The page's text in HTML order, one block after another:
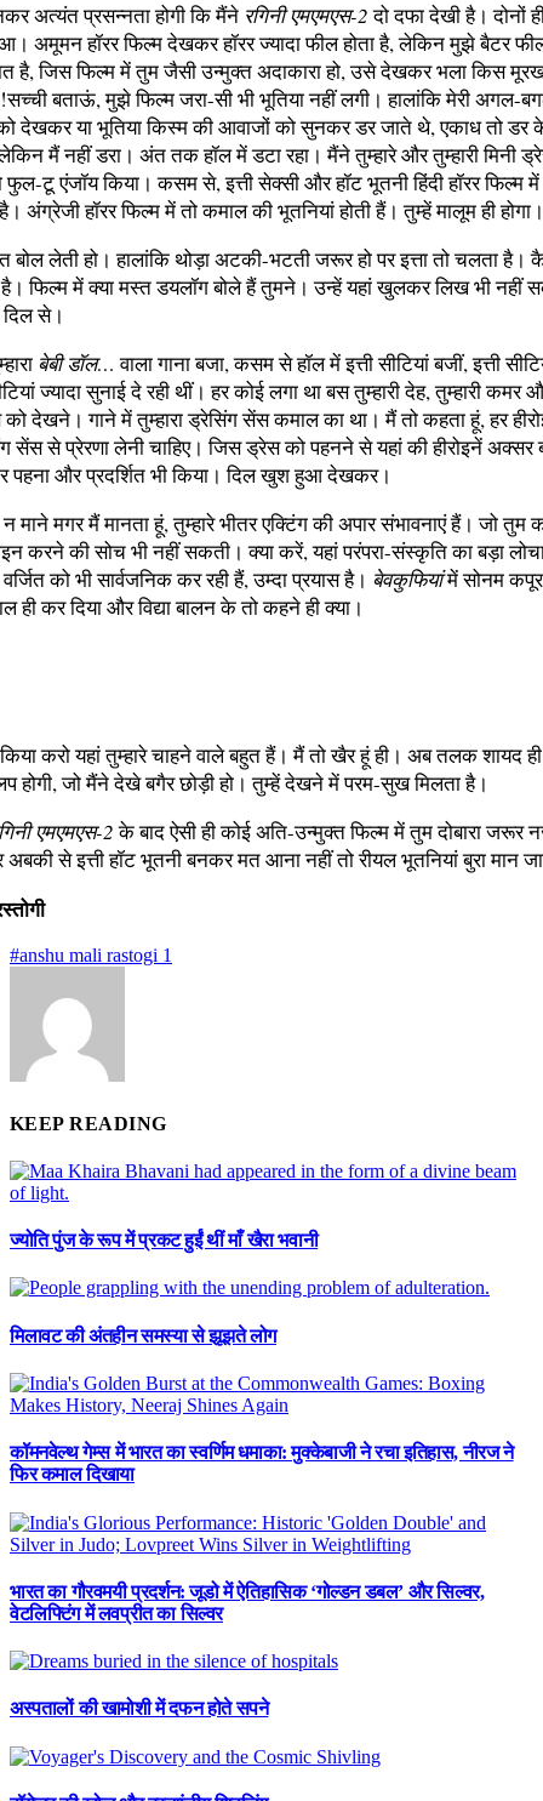
अत्यंत प्रसन्नता होगी कि मैंने रगिनी एमएमएस-2दो दफा देखी है। दोनों
अमूमन हॉरर फिल्म देखकर हॉरर ज्यादा फील होता है, लेकिन मुझे बैटर
है, जिस फिल्म में तुम जैसी उन्मुक्त अदाकारा हो, उसे देखकर भला किस
बताऊं, मुझे फिल्म जरा-सी भी भूतिया नहीं लगी। हालांकि मेरी अगल-
देखकर या भूतिया किस्म की आवाजों को सुनकर डर जाते थे, एकाध तो डर
मैं नहीं डरा। अंत तक हॉल में डटा रहा। मैंने तुम्हारे और तुम्हारी मिनी
टू एंजॉय किया। कसम से, इत्ती सेक्सी और हॉट भूतनी हिंदी हॉरर फिल्म
अंग्रेजी हॉरर फिल्म में तो कमाल की भूतनियां होती हैं। तुम्हें मालूम ही होगा।
बोल लेती हो। हालांकि थोड़ा अटकी-भटती जरूर हो पर इत्ता तो चलता है।
है। फिल्म में क्या मस्त डयलॉग बोले हैं तुमने। उन्हें यहां खुलकर लिख भी नहीं
दिल से।
बेबी डॉल… वाला गाना बजा, कसम से हॉल में इत्ती सीटियां बजीं, इत्ती
ज्यादा सुनाई दे रही थीं। हर कोई लगा था बस तुम्हारी देह, तुम्हारी कमर
देखने। गाने में तुम्हारा ड्रेसिंग सेंस कमाल का था। मैं तो कहता हूं, हर
सेंस से प्रेरणा लेनी चाहिए। जिस ड्रेस को पहनने से यहां की हीरोइनें
और प्रदर्शित भी किया। दिल खुश हुआ देखकर।
न माने मगर मैं मानता हूं, तुम्हारे भीतर एक्टिंग की अपार संभावनाएं हैं। जो
करने की सोच भी नहीं सकती। क्या करें, यहां परंपरा-संस्कृति का बड़ा
को भी सार्वजनिक कर रही हैं, उम्दा प्रयास है। बेवकुफियांमें सोनम
ही कर दिया और विद्या बालन के तो कहने ही क्या।
करो यहां तुम्हारे चाहने वाले बहुत हैं। मैं तो खैर हूं ही। अब तलक शायद ही
होगी, जो मैंने देखे बगैर छोड़ी हो। तुम्हें देखने में परम-सुख मिलता है।
एमएमएस-2के बाद ऐसी ही कोई अति-उन्मुक्त फिल्म में तुम दोबारा जरूर
से इत्ती हॉट भूतनी बनकर मत आना नहीं तो रीयल भूतनियां बुरा मान
#anshu mali rastogi 1
KEEP READING
ज्योति पुंज के रूप में प्रकट हुईं थीं माँ खैरा भवानी
मिलावट की अंतहीन समस्या से झूझते लोग
कॉमनवेल्थ गेम्स में भारत का स्वर्णिम धमाका: मुक्केबाजी ने रचा इतिहास, नीरज ने
फिर कमाल दिखाया
भारत का गौरवमयी प्रदर्शन: जूडो में ऐतिहासिक ‘गोल्डन डबल’ और सिल्वर,
वेटलिफ्टिंग में लवप्रीत का सिल्वर
अस्पतालों की खामोशी में दफन होते सपने